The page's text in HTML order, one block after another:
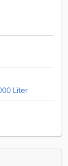
Liter